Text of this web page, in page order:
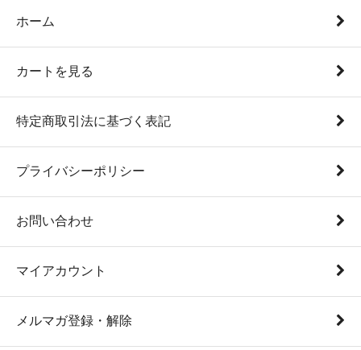
ホーム
カートを見る
特定商取引法に基づく表記
プライバシーポリシー
お問い合わせ
マイアカウント
メルマガ登録・解除